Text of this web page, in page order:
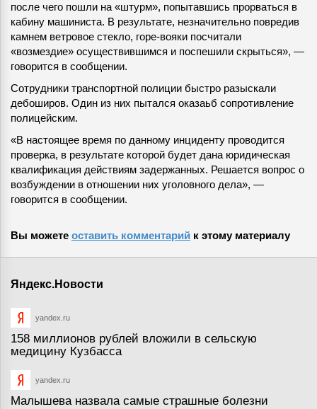
после чего пошли на «штурм», попытавшись прорваться в
кабину машиниста. В результате, незначительно повредив
камнем ветровое стекло, горе-вояки посчитали
«возмездие» осуществившимся и поспешили скрыться», —
говорится в сообщении.
Сотрудники транспортной полиции быстро разыскали
дебоширов. Один из них пытался оказаьб сопротивление
полицейским.
«В настоящее время по данному инциденту проводится
проверка, в результате которой будет дана юридическая
квалификация действиям задержанных. Решается вопрос о
возбуждении в отношении них уголовного дела», —
говорится в сообщении.
Вы можете оставить комментарий к этому материалу
Яндекс.Новости
yandex.ru
158 миллионов рублей вложили в сельскую
медицину Кузбасса
yandex.ru
Малышева назвала самые страшные болезни